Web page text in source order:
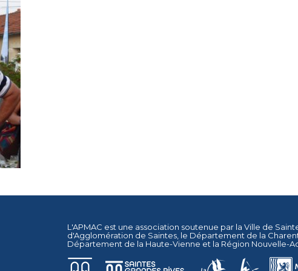
L'APMAC est une association soutenue par la Ville de
d'Agglomération de Saintes , le Département de la
Département de la Haute-Vienne et la Région Nouvelle-